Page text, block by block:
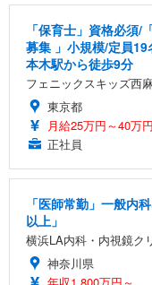
「保育士」資格必須
募集 」小規模/定員
本木駅から徒歩9分
フェニックスキッズ西
東京都
月給25万円～40万円
正社員
「医師常勤」一般内
以上」
横浜LA内科・内視鏡ク
神奈川県